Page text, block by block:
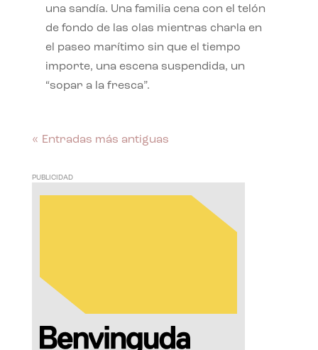
una sandía. Una familia cena con el telón
de fondo de las olas mientras charla en
el paseo marítimo sin que el tiempo
importe, una escena suspendida, un
“sopar a la fresca”.
« Entradas más antiguas
PUBLICIDAD